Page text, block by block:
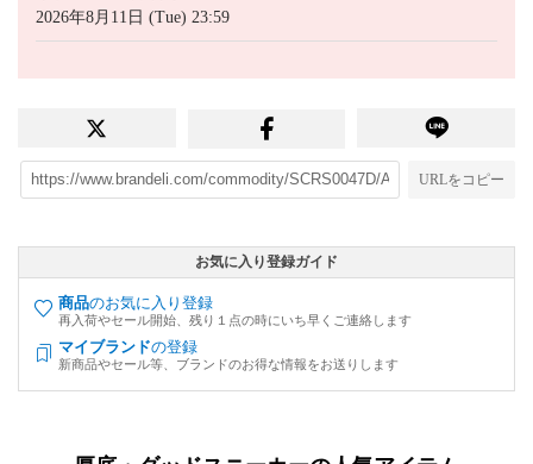
2026年8月11日 (Tue) 23:59
URLをコピー
お気に入り登録ガイド
商品のお気に入り登録
再入荷やセール開始、残り１点の時にいち早くご連絡します
マイブランドの登録
新商品やセール等、ブランドのお得な情報をお送りします